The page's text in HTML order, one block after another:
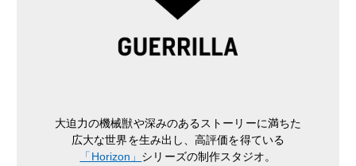
大迫力の機械獣や深みのあるストーリーに満ちた
広大な世界を生み出し、高評価を得ている
「Horizon」 シリーズの制作スタジオ。